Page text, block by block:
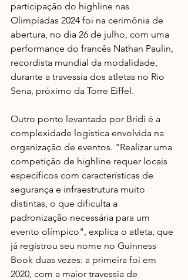
participação do highline nas
Olimpíadas 2024 foi na cerimônia de
abertura, no dia 26 de julho, com uma
performance do francês Nathan Paulin,
recordista mundial da modalidade,
durante a travessia dos atletas no Rio
Sena, próximo da Torre Eiffel.
Outro ponto levantado por Bridi é a
complexidade logística envolvida na
organização de eventos. "Realizar uma
competição de highline requer locais
específicos com características de
segurança e infraestrutura muito
distintas, o que dificulta a
padronização necessária para um
evento olímpico", explica o atleta, que
já registrou seu nome no Guinness
Book duas vezes: a primeira foi em
2020, com a maior travessia de